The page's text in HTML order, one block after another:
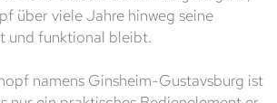
über viele Jahre hinweg seine
und funktional bleibt.
namens Ginsheim-Gustavsburg ist